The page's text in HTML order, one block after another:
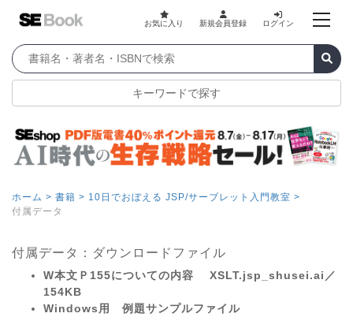
お気に入り 新規会員登録 ログイン
キーワードで探す
ホーム > 書籍 > 10日でおぼえる JSP/サーブレット入門教室 >
付属データ
付属データ：ダウンロードファイル
W本文Ｐ155についての内容 XSLT.jsp_shusei.ai／
154KB
Windows用 例題サンプルファイル